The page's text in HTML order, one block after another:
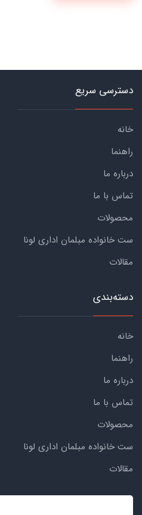
دسترسی سریع
خانه
راهنما
درباره ما
تماس با ما
محصولات
ست خانواده مبلمان اداری لونا
مقالات
دسته‌بندی
خانه
راهنما
درباره ما
تماس با ما
محصولات
ست خانواده مبلمان اداری لونا
مقالات